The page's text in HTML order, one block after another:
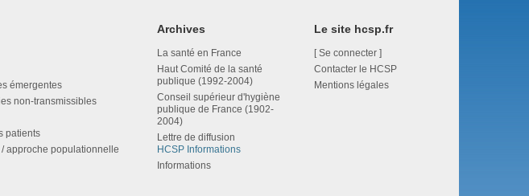
émergentes
non-transmissibles
patients
approche populationnelle
Archives
La santé en France
Haut Comité de la santé
publique (1992-2004)
Conseil supérieur d'hygiène
publique de France (1902-
2004)
Lettre de diffusion
HCSP Informations
Informations
Le site hcsp.fr
[Se connecter ]
Contacter le HCSP
Mentions légales